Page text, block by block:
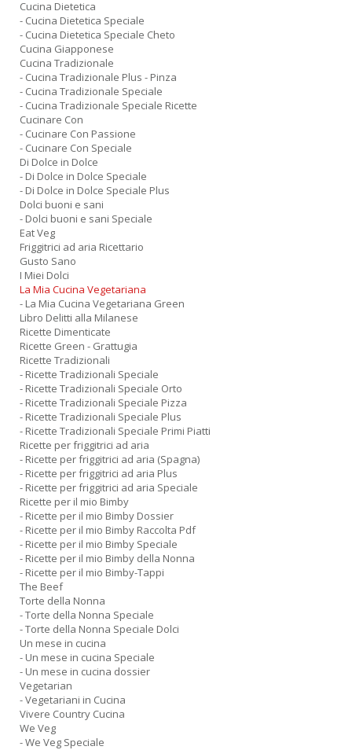
Cucina Dietetica
- Cucina Dietetica Speciale
- Cucina Dietetica Speciale Cheto
Cucina Giapponese
Cucina Tradizionale
- Cucina Tradizionale Plus - Pinza
- Cucina Tradizionale Speciale
- Cucina Tradizionale Speciale Ricette
Cucinare Con
- Cucinare Con Passione
- Cucinare Con Speciale
Di Dolce in Dolce
- Di Dolce in Dolce Speciale
- Di Dolce in Dolce Speciale Plus
Dolci buoni e sani
- Dolci buoni e sani Speciale
Eat Veg
Friggitrici ad aria Ricettario
Gusto Sano
I Miei Dolci
La Mia Cucina Vegetariana
- La Mia Cucina Vegetariana Green
Libro Delitti alla Milanese
Ricette Dimenticate
Ricette Green - Grattugia
Ricette Tradizionali
- Ricette Tradizionali Speciale
- Ricette Tradizionali Speciale Orto
- Ricette Tradizionali Speciale Pizza
- Ricette Tradizionali Speciale Plus
- Ricette Tradizionali Speciale Primi Piatti
Ricette per friggitrici ad aria
- Ricette per friggitrici ad aria (Spagna)
- Ricette per friggitrici ad aria Plus
- Ricette per friggitrici ad aria Speciale
Ricette per il mio Bimby
- Ricette per il mio Bimby Dossier
- Ricette per il mio Bimby Raccolta Pdf
- Ricette per il mio Bimby Speciale
- Ricette per il mio Bimby della Nonna
- Ricette per il mio Bimby-Tappi
The Beef
Torte della Nonna
- Torte della Nonna Speciale
- Torte della Nonna Speciale Dolci
Un mese in cucina
- Un mese in cucina Speciale
- Un mese in cucina dossier
Vegetarian
- Vegetariani in Cucina
Vivere Country Cucina
We Veg
- We Veg Speciale